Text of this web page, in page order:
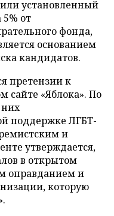
установленный
от
фонда,
основанием
кандидатов.
претензии к
сайте «Яблока». По
поддержке ЛГБТ-
и
утверждается,
в открытом
оправданием и
которую